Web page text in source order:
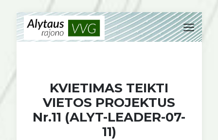
KVIETIMAS TEIKTI
VIETOS PROJEKTUS
Nr.11 (ALYT-LEADER-07-
11)